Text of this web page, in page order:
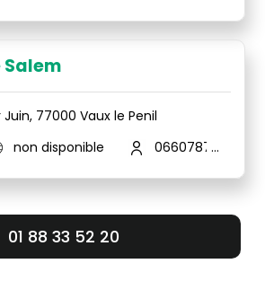
Salem
Juin, 77000 Vaux le Penil
non disponible 0660787486
01 88 33 52 20